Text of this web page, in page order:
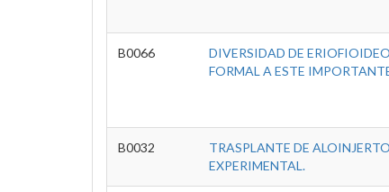
B0066
DIVERSIDAD DE
FORMAL A ESTE
B0032
TRASPLANTE DE
EXPERIMENTAL.